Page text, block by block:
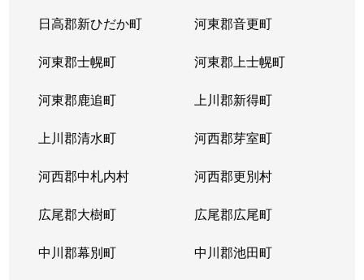
日高郡新ひだか町 河東郡音更町
河東郡士幌町 河東郡上士幌町
河東郡鹿追町 上川郡新得町
上川郡清水町 河西郡芽室町
河西郡中札内村 河西郡更別村
広尾郡大樹町 広尾郡広尾町
中川郡幕別町 中川郡池田町